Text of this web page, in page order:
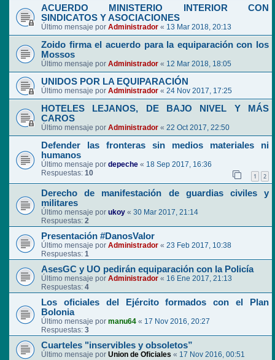
ACUERDO MINISTERIO INTERIOR CON
SINDICATOS Y ASOCIACIONES
Último mensaje por Administrador « 13 Mar 2018, 20:13
Zoido firma el acuerdo para la equiparación con los
Mossos
Último mensaje por Administrador « 12 Mar 2018, 18:05
UNIDOS POR LA EQUIPARACIÓN
Último mensaje por Administrador « 24 Nov 2017, 17:25
HOTELES LEJANOS, DE BAJO NIVEL Y MÁS
CAROS
Último mensaje por Administrador « 22 Oct 2017, 22:50
Defender las fronteras sin medios materiales ni
humanos
Último mensaje por depeche « 18 Sep 2017, 16:36
Respuestas: 10 1 2
Derecho de manifestación de guardias civiles y
militares
Último mensaje por ukoy « 30 Mar 2017, 21:14
Respuestas: 2
Presentación #DanosValor
Último mensaje por Administrador « 23 Feb 2017, 10:38
Respuestas: 1
AsesGC y UO pedirán equiparación con la Policía
Último mensaje por Administrador « 16 Ene 2017, 21:13
Respuestas: 4
Los oficiales del Ejército formados con el Plan
Bolonia
Último mensaje por manu64 « 17 Nov 2016, 20:27
Respuestas: 3
Cuarteles "inservibles y obsoletos”
Último mensaje por Union de Oficiales « 17 Nov 2016, 00:51